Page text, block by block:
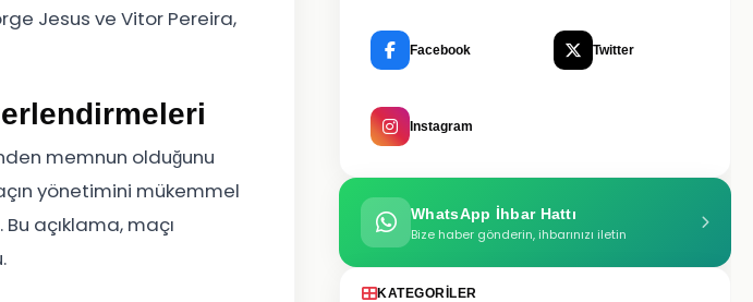
Jesus ve Vitor Pereira,
memnun olduğunu
yönetimini mükemmel
açıklama, maçı
Facebook Twitter
Instagram
WhatsApp İhbar Hattı
Bize haber gönderin, ihbarınızı iletin
KATEGORILER